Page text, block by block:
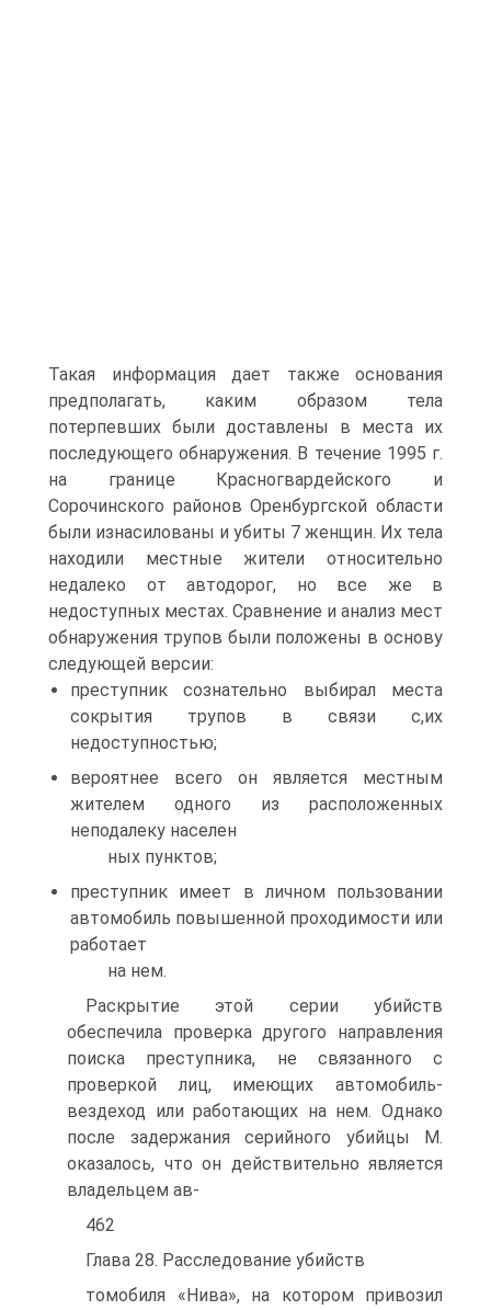
Такая информация дает также основания
предполагать, каким образом тела
потерпевших были доставлены в места их
последующего обнаружения. В течение 1995 г.
на границе Красногвардейского и
Сорочинского районов Оренбургской области
были изнасилованы и убиты 7 женщин. Их тела
находили местные жители относительно
недалеко от автодорог, но все же в
недоступных местах. Сравнение и анализ мест
обнаружения трупов были положены в основу
следующей версии:
преступник сознательно выбирал места
сокрытия трупов в связи с,их
недоступностью;
вероятнее всего он является местным
жителем одного из расположенных
неподалеку населен
ных пунктов;
преступник имеет в личном пользовании
автомобиль повышенной проходимости или
работает
на нем.
Раскрытие этой серии убийств
обеспечила проверка другого направления
поиска преступника, не связанного с
проверкой лиц, имеющих автомобиль-
вездеход или работающих на нем. Однако
после задержания серийного убийцы М.
оказалось, что он действительно является
владельцем ав-
462
Глава 28. Расследование убийств
томобиля «Нива», на котором привозил